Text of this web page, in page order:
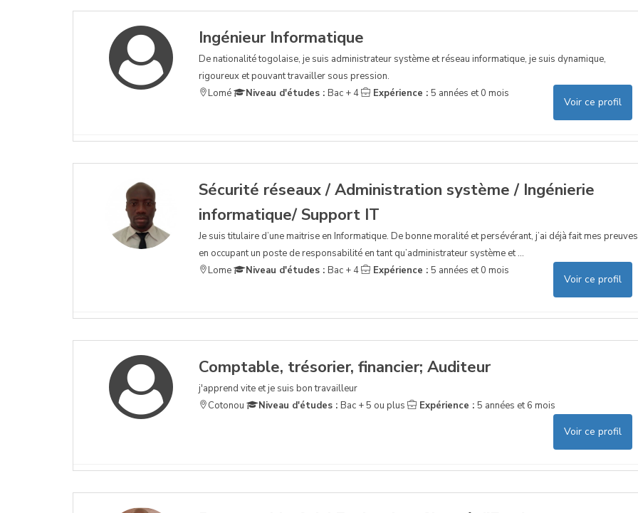
Ingénieur Informatique
De nationalité togolaise, je suis administrateur système et réseau informatique, je suis dynamique,
rigoureux et pouvant travailler sous pression.
Lomé
Niveau d'études : Bac + 4 Expérience : 5 années et 0 mois
Voir ce profil
Sécurité réseaux / Administration système / Ingénierie
informatique/ Support IT
Je suis titulaire d’une maitrise en Informatique. De bonne moralité et persévérant, j’ai déjà fait mes preuves
en occupant un poste de responsabilité en tant qu’administrateur système et ...
Lome
Niveau d'études : Bac + 4 Expérience : 5 années et 0 mois
Voir ce profil
Comptable, trésorier, financier; Auditeur
j'apprend vite et je suis bon travailleur
Cotonou
Niveau d'études : Bac + 5 ou plus Expérience : 5 années et 6 mois
Voir ce profil